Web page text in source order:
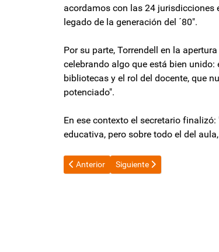
acordamos con las 24 jurisdicciones
legado de la generación del ´80".
Por su parte, Torrendell en la
celebrando algo que está bien
bibliotecas y el rol del docente, que
potenciado".
En ese contexto el secretario
educativa, pero sobre todo el del
Artículo anterior: “Solicitamos un bono
Anterior Artículo siguiente: Una
Siguiente